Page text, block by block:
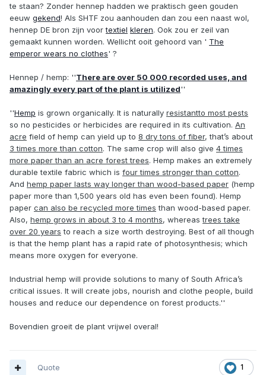
te staan? Zonder hennep hadden we praktisch geen gouden
eeuw gekend! Als SHTF zou aanhouden dan zou een naast wol,
hennep DE bron zijn voortextiel kleren. Ook zou er zeil van
gemaakt kunnen worden. Wellicht ooit gehoord van ' The
emperor wears no clothes' ?
Hennep / hemp: ''There are over 50 000 recorded uses, and
amazingly every part of the plant is utilized''
''Hemp is grown organically. It is naturally resistantto most pests
so no pesticides or herbicides are required in its cultivation. An
acre field of hemp can yield up to 8 dry tons of fiber, that’s about
3 times more than cotton. The same crop will also give 4 times
more paper than an acre forest trees. Hemp makes an extremely
durable textile fabric which is four times stronger than cotton.
And hemp paper lasts way longer than wood-based paper (hemp
paper more than 1,500 years old has even been found). Hemp
paper can also be recycled more times than wood-based paper.
Also, hemp grows in about 3 to 4 months, whereastrees take
over 20 years to reach a size worth destroying. Best of all though
is that the hemp plant has a rapid rate of photosynthesis; which
means more oxygen for everyone.
Industrial hemp will provide solutions to many of South Africa’s
critical issues. It will create jobs, nourish and clothe people, build
houses and reduce our dependence on forest products.''
Bovendien groeit de plant vrijwel overal!
1
Quote